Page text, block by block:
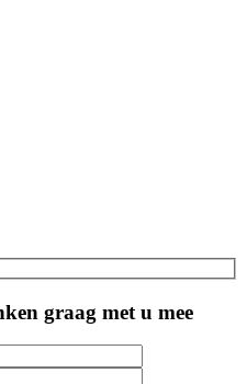
graag met u mee